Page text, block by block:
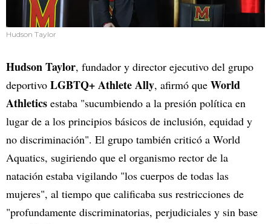
Hudson Taylor
Hudson Taylor, fundador y director ejecutivo del grupo
deportivo LGBTQ+ Athlete Ally, afirmó que World
Athletics estaba "sucumbiendo a la presión política en
lugar de a los principios básicos de inclusión, equidad y
no discriminación". El grupo también criticó a World
Aquatics, sugiriendo que el organismo rector de la
natación estaba vigilando "los cuerpos de todas las
mujeres", al tiempo que calificaba sus restricciones de
"profundamente discriminatorias, perjudiciales y sin base